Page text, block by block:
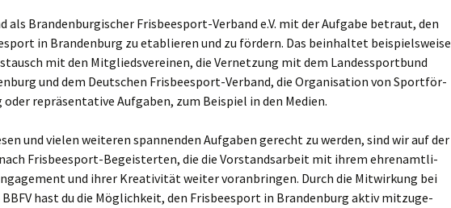
als Bran­den­bur­gi­scher Fris­bee­s­port-Ver­band e.V. mit der Auf­ga­be betraut, den
in Bran­den­burg zu eta­blie­ren und zu för­dern. Das beinhal­tet bei­spiels­wei­se
mit den Mit­glieds­ver­ei­nen, die Ver­net­zung mit dem Lan­des­sport­bund
und dem Deut­schen Fris­bee­s­port-Ver­band, die Orga­ni­sa­ti­on von Sport­för­
oder reprä­sen­ta­ti­ve Auf­ga­ben, zum Bei­spiel in den Medien.
und vie­len wei­te­ren span­nen­den Auf­ga­ben gerecht zu wer­den, sind wir auf der
Fris­bee­s­port-Begeis­ter­ten, die die Vor­stands­ar­beit mit ihrem ehren­amt­li­
und ihrer Krea­ti­vi­tät wei­ter vor­an­brin­gen. Durch die Mit­wir­kung bei
BBFV hast du die Mög­lich­keit, den Fris­bee­s­port in Bran­den­burg aktiv mit­zu­ge­